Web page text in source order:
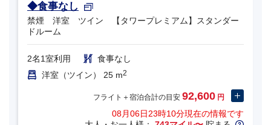
◆食事なし
禁煙 洋室 ツイン 【タワープレミアム】スタンダー
ドルーム
2名1室利用
食事なし
洋室（ツイン） 25 m2
フライト＋宿泊合計の目安 92,600 円
08月06日23時10分現在の情報です